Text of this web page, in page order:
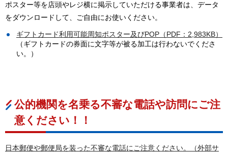
ポスター等を店頭やレジ横に掲示していただける事業者は、データ
をダウンロードして、ご自由にお使いください。
ギフトカード利用可能周知ポスター及びPOP（PDF：2,983KB）
（ギフトカードの券面に文字等が被る加工は行わないでくださ
い。）
公的機関を名乗る不審な電話や訪問にご注
意ください！！
日本郵便や郵便局を装った不審な電話にご注意ください。（外部サ